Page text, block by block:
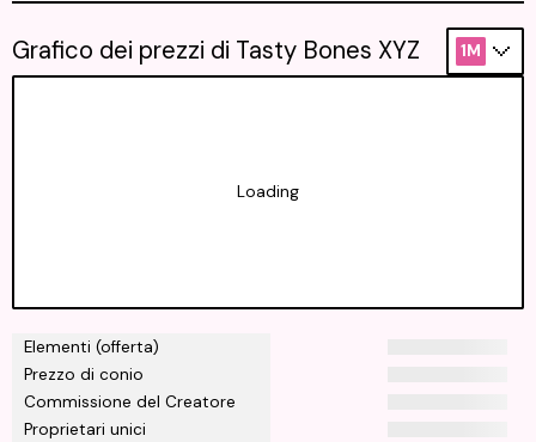
Elementi (offerta)
Prezzo di conio
Commissione del Creatore
Proprietari unici
Grafico dei prezzi di Tasty Bones XYZ 1M
Loading